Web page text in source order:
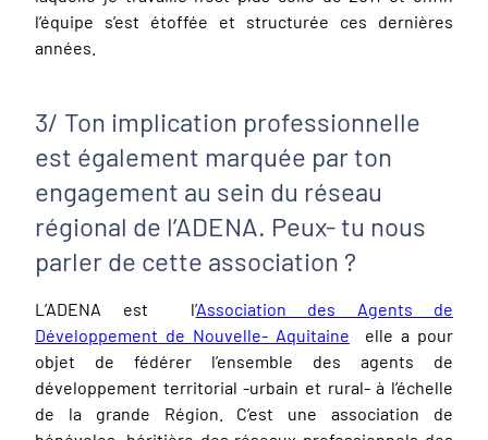
l’équipe s’est étoffée et structurée ces dernières
années.
3/ Ton implication professionnelle
est également marquée par ton
engagement au sein du réseau
régional de l’ADENA. Peux- tu nous
parler de cette association ?
L’ADENA est l’Association des Agents de
Développement de Nouvelle- Aquitaine elle a pour
objet de fédérer l’ensemble des agents de
développement territorial -urbain et rural- à l’échelle
de la grande Région. C’est une association de